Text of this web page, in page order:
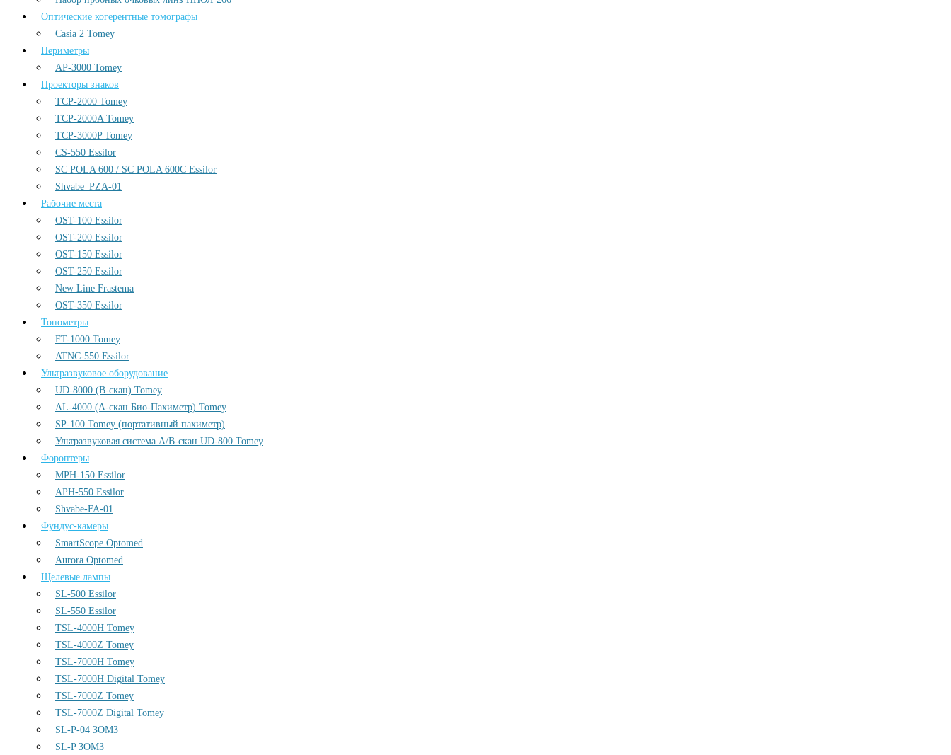
Оптические когерентные томографы
Casia 2 Tomey
Периметры
AP-3000 Tomey
Проекторы знаков
TCP-2000 Tomey
TCP-2000A Tomey
TCP-3000P Tomey
CS-550 Essilor
SC POLA 600 / SC POLA 600С Essilor
Shvabe_PZA-01
Рабочие места
OST-100 Essilor
OST-200 Essilor
OST-150 Essilor
OST-250 Essilor
New Line Frastema
OST-350 Essilor
Тонометры
FT-1000 Tomey
ATNC-550 Essilor
Ультразвуковое оборудование
UD-8000 (В-скан) Tomey
AL-4000 (А-скан Био-Пахиметр) Tomey
SP-100 Tomey (портативный пахиметр)
Ультразвуковая система А/В-скан UD-800 Tomey
Фороптеры
MPH-150 Essilor
APH-550 Essilor
Shvabe-FA-01
Фундус-камеры
SmartScope Optomed
Aurora Optomed
Щелевые лампы
SL-500 Essilor
SL-550 Essilor
TSL-4000H Tomey
TSL-4000Z Tomey
TSL-7000H Tomey
TSL-7000H Digital Tomey
TSL-7000Z Tomey
TSL-7000Z Digital Tomey
SL-P-04 ЗОМЗ
SL-P ЗОМЗ